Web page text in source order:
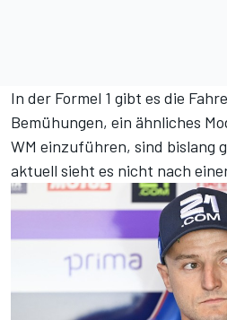
In der Formel 1 gibt es die
Bemühungen, ein ähnliches
WM einzuführen, sind bislang
aktuell sieht es nicht nach